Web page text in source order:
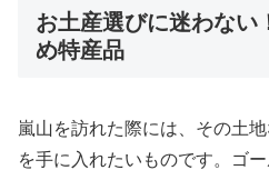
お土産選びに迷わない
め特産品
嵐山を訪れた際には、その土
を手に入れたいものです。ゴ